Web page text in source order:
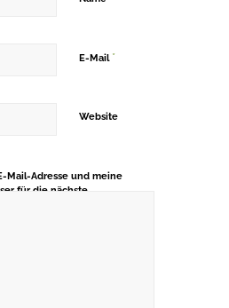
E-Mail *
Website
Mail-Adresse und meine
für die nächste